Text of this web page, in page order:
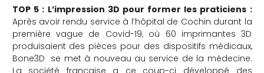
TOP 5 : L’impression 3D pour former les praticiens :
Après avoir rendu service à l’hôpital de Cochin durant la
première vague de Covid-19, où 60 imprimantes 3D
produisaient des pièces pour des dispositifs médicaux,
Bone3D se met à nouveau au service de la médecine.
La société française a ce coup-ci développé des